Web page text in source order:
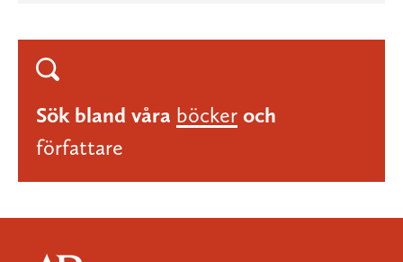
Sök bland våra böcker och
författare